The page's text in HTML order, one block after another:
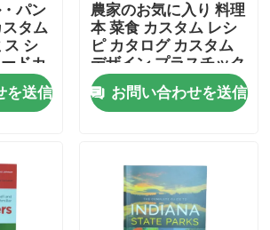
さい
パン
スタム
ス シ
ドカ
を送信
農家のお気に入り 料理
本 菜食 カスタム レシ
ピ カタログ カスタム
デザイン プラスチック
カム 結合 CMYK 印刷
色 お問い合わせを送信